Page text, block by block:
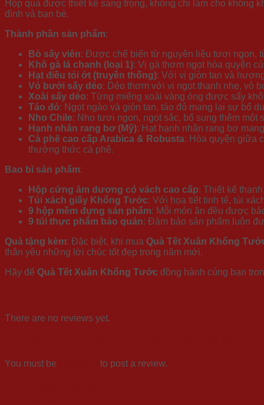
Hộp quà được thiết kế sang trọng, không chỉ làm cho không
đình và bạn bè.
Thành phần sản phẩm:
Bò sấy viên: Được chế biến từ nguyên liệu tươi ngon,
Khô gà lá chanh (loại 1): Vị gà thơm ngọt hòa quyện
Hạt điều tỏi ớt (truyền thống): Với vị giòn tan và
Vỏ bưởi sấy dẻo: Dẻo thơm với vị ngọt thanh nhẹ, vỏ
Xoài sấy dẻo: Từng miếng xoài vàng óng được sấy
Táo đỏ: Ngọt ngào và giòn tan, táo đỏ mang lại sự bổ
Nho Chile: Nho tươi ngon, ngọt sắc, bổ sung thêm một
Hạnh nhân rang bơ (Mỹ): Hạt hạnh nhân rang bơ
Cà phê cao cấp Arabica & Robusta: Hòa quyện giữa
thưởng thức cà phê.
Bao bì sản phẩm:
Hộp cứng âm dương có vách cao cấp: Thiết kế
Túi xách giấy Khổng Tước: Với họa tiết tinh tế, túi
9 hộp mềm đựng sản phẩm: Mỗi món ăn đều được
9 túi thực phẩm bảo quản: Đảm bảo sản phẩm luôn
Quà tặng kèm: Đặc biệt, khi mua Quà Tết Xuân Khổng
thân yêu những lời chúc tốt đẹp trong năm mới.
Hãy để Quà Tết Xuân Khổng Tước đồng hành cùng bạn
There are no reviews yet.
You must be to post a review.